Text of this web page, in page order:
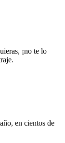
¡no te lo
en cientos de